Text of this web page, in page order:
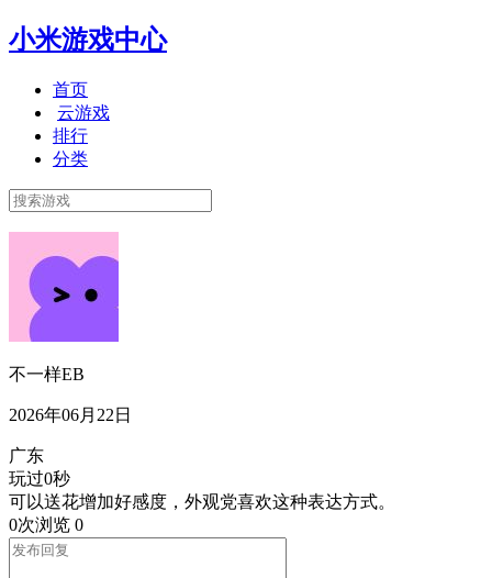
小米游戏中心
首页
云游戏
排行
分类
不一样EB
2026年06月22日
广东
玩过0秒
可以送花增加好感度，外观党喜欢这种表达方式。
0次浏览 0